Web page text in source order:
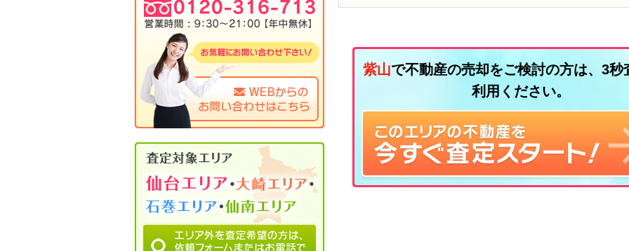
紫山で不動産の売却をご検討の方は、3秒
利用ください。